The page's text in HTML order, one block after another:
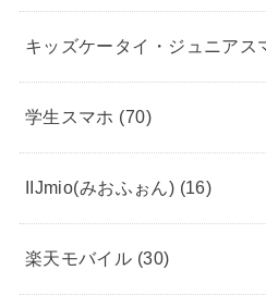
キッズケータイ・ジュニアス
学生スマホ (70)
IIJmio(みおふぉん) (16)
楽天モバイル (30)